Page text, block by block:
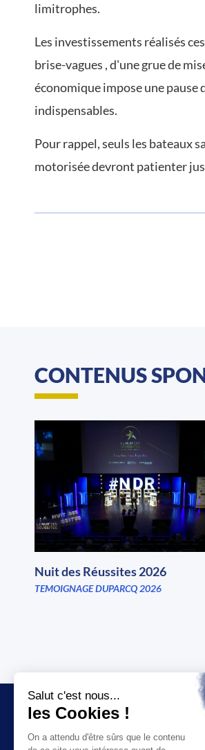
limitrophes.
Les investissements réalisés
brise-vagues , d'une grue de
économique impose une pause
indispensables.
Pour rappel, seuls les bateaux
motorisée devront patienter
CONTENUS
Nuit des Réussites 2026
TEMOIGNAGE DUPARCQ 2026